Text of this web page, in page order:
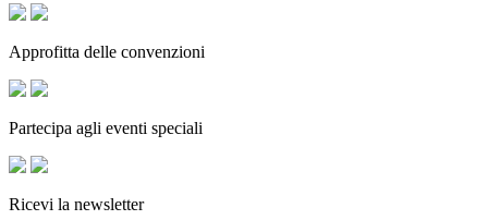
Approfitta delle convenzioni
Partecipa agli eventi speciali
Ricevi la newsletter